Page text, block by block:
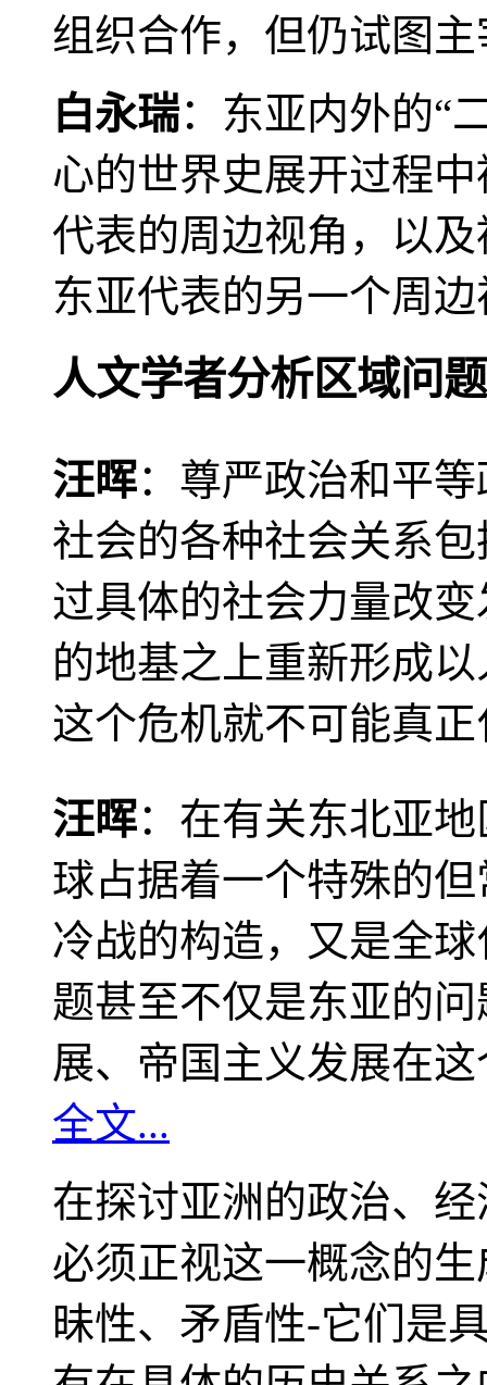
组织合作，但仍试图
白永瑞：东亚内外的“
心的世界史展开过程
代表的周边视角，以
东亚代表的另一个周
人文学者分析区域问题
汪晖：尊严政治和平
社会的各种社会关系
过具体的社会力量改
的地基之上重新形成
这个危机就不可能真
汪晖：在有关东北亚
球占据着一个特殊的
冷战的构造，又是全
题甚至不仅是东亚的
展、帝国主义发展在
全文...
在探讨亚洲的政治、
必须正视这一概念的
昧性、矛盾性-它们是